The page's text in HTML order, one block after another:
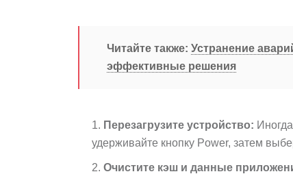
Читайте также: Устранение
эффективные решения
Перезагрузите устройство:
удерживайте кнопку Power, затем
Очистите кэш и данные